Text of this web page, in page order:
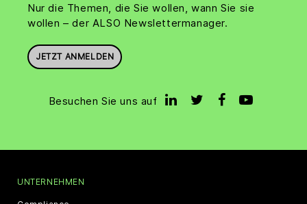
Nur die Themen, die Sie wollen, wann Sie sie
wollen – der ALSO Newslettermanager.
JETZT ANMELDEN
Besuchen Sie uns auf
UNTERNEHMEN